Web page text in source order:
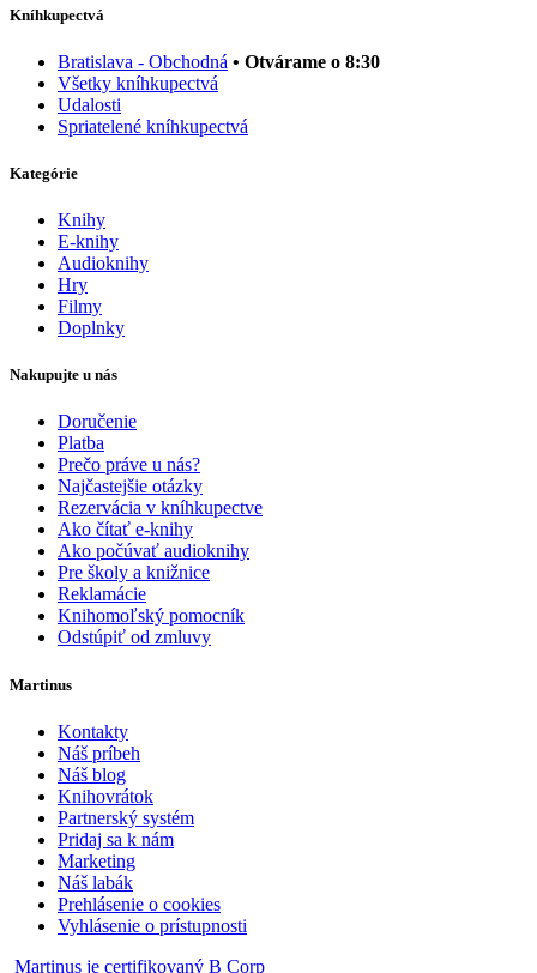
Kníhkupectvá
Bratislava - Obchodná • Otvárame o 8:30
Všetky kníhkupectvá
Udalosti
Spriatelené kníhkupectvá
Kategórie
Knihy
E-knihy
Audioknihy
Hry
Filmy
Doplnky
Nakupujte u nás
Doručenie
Platba
Prečo práve u nás?
Najčastejšie otázky
Rezervácia v kníhkupectve
Ako čítať e-knihy
Ako počúvať audioknihy
Pre školy a knižnice
Reklamácie
Knihomoľský pomocník
Odstúpiť od zmluvy
Martinus
Kontakty
Náš príbeh
Náš blog
Knihovrátok
Partnerský systém
Pridaj sa k nám
Marketing
Náš labák
Prehlásenie o cookies
Vyhlásenie o prístupnosti
Martinus je certifikovaný B Corp